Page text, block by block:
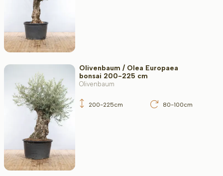
Olivenbaum / Olea Europaea
bonsai 200-225 cm
Olivenbaum
200-225cm 80-100cm